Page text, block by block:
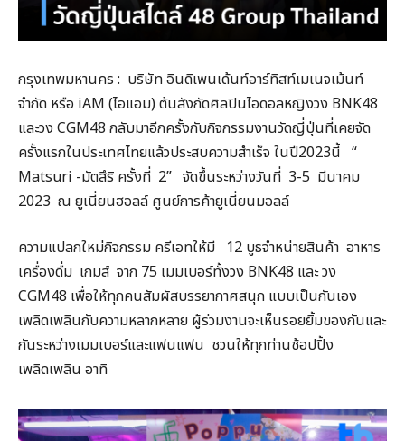
กรุงเทพมหานคร : บริษัท อินดิเพนเด้นท์อาร์ทิสท์เมเนจเม้นท์
จำกัด หรือ iAM (ไอแอม) ต้นสังกัดศิลปินไอดอลหญิงวง BNK48
และวง CGM48 กลับมาอีกครั้งกับกิจกรรมงานวัดญี่ปุ่นที่เคยจัด
ครั้งแรกในประเทศไทยแล้วประสบความสำเร็จ ในปี2023นี้ “
Matsuri -มัตสึริ ครั้งที่ 2” จัดขึ้นระหว่างวันที่ 3-5 มีนาคม
2023 ณ ยูเนี่ยนฮอลล์ ศูนย์การค้ายูเนี่ยนมอลล์
ความแปลกใหม่กิจกรรม ครีเอทให้มี 12 บูธจำหน่ายสินค้า อาหาร
เครื่องดื่ม เกมส์ จาก 75 เมมเบอร์ทั้งวง BNK48 และ วง
CGM48 เพื่อให้ทุกคนสัมผัสบรรยากาศสนุก แบบเป็นกันเอง
เพลิดเพลินกับความหลากหลาย ผู้ร่วมงานจะเห็นรอยยิ้มของกันและ
กันระหว่างเมมเบอร์และแฟนแฟน ชวนให้ทุกท่านช้อปปิ้ง
เพลิดเพลิน อาทิ